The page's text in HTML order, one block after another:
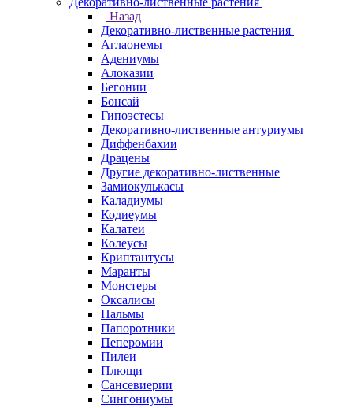
Назад
Декоративно-лиственные растения
Аглаонемы
Адениумы
Алоказии
Бегонии
Бонсай
Гипоэстесы
Декоративно-лиственные антуриумы
Диффенбахии
Драцены
Другие декоративно-лиственные
Замиокулькасы
Каладиумы
Кодиеумы
Калатеи
Колеусы
Криптантусы
Маранты
Монстеры
Оксалисы
Пальмы
Папоротники
Пеперомии
Пилеи
Плющи
Сансевиерии
Сингониумы